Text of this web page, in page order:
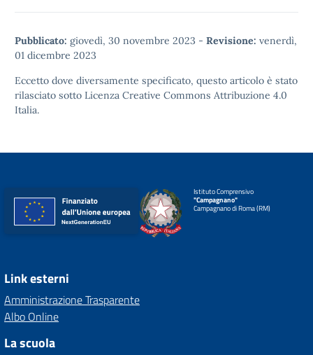
Pubblicato: giovedì, 30 novembre 2023 - Revisione: venerdì,
01 dicembre 2023
Eccetto dove diversamente specificato, questo articolo è stato
rilasciato sotto Licenza Creative Commons Attribuzione 4.0
Italia.
Istituto Comprensivo
"Campagnano"
Campagnano di Roma (RM)
Link esterni
Amministrazione Trasparente
Albo Online
La scuola